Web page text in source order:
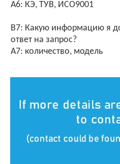
А6: КЭ, ТУВ, ИСО9001
В7: Какую информацию я
ответ на запрос?
A7: количество, модель